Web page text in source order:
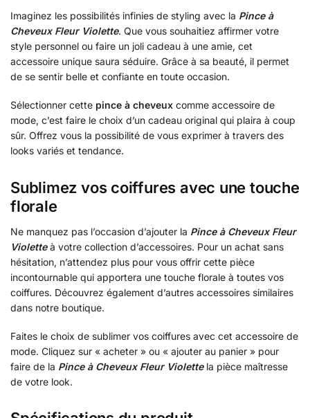
Imaginez les possibilités infinies de styling avec la Pince à
Cheveux Fleur Violette. Que vous souhaitiez affirmer votre
style personnel ou faire un joli cadeau à une amie, cet
accessoire unique saura séduire. Grâce à sa beauté, il permet
de se sentir belle et confiante en toute occasion.
Sélectionner cette pince à cheveux comme accessoire de
mode, c’est faire le choix d’un cadeau original qui plaira à coup
sûr. Offrez vous la possibilité de vous exprimer à travers des
looks variés et tendance.
Sublimez vos coiffures avec une touche
florale
Ne manquez pas l’occasion d’ajouter la Pince à Cheveux Fleur
Violetteà votre collection d’accessoires. Pour un achat sans
hésitation, n’attendez plus pour vous offrir cette pièce
incontournable qui apportera une touche florale à toutes vos
coiffures. Découvrez également d’autres accessoires similaires
dans notre boutique.
Faites le choix de sublimer vos coiffures avec cet accessoire de
mode. Cliquez sur « acheter » ou « ajouter au panier » pour
faire de la Pince à Cheveux Fleur Violettela pièce maîtresse
de votre look.